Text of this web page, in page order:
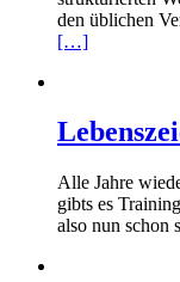
den üblichen
[…]
Alle Jahre
gibts es
also nun schon